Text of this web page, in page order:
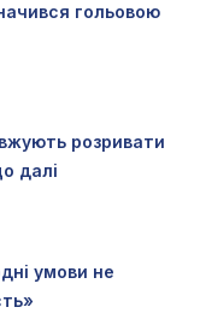
гольовою
розривати
далі
умови не